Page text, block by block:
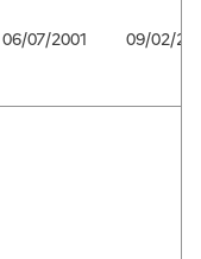
06/07/2001 09/02/